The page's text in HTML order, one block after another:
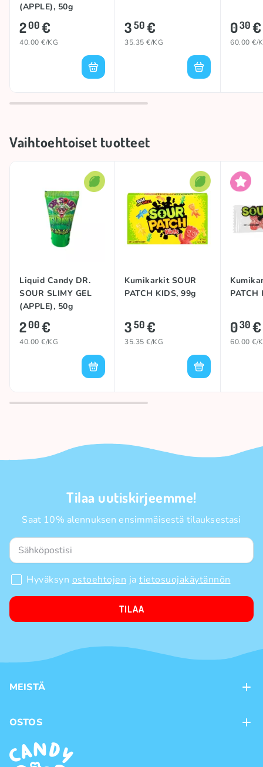
(APPLE), 50g
200€
40.00 €/KG
350€
35.35 €/KG
030€
60.00 €/
Vaihtoehtoiset tuotteet
Liquid Candy DR.
SOUR SLIMY GEL
(APPLE), 50g
200€
40.00 €/KG
Kumikarkit SOUR
PATCH KIDS, 99g
350€
35.35 €/KG
PATCH
030€
60.00 €/
Tilaa uutiskirjeemme!
Saat 10% alennuksen ensimmäisestä tilauksestasi
Hyväksyn ostoehtojen ja tietosuojakäytännön
TILAA
MEISTÄ
Kanta-asiakasohjelma
Tuotemerkit
OSTOS
Maksutavat
Toimitustavat